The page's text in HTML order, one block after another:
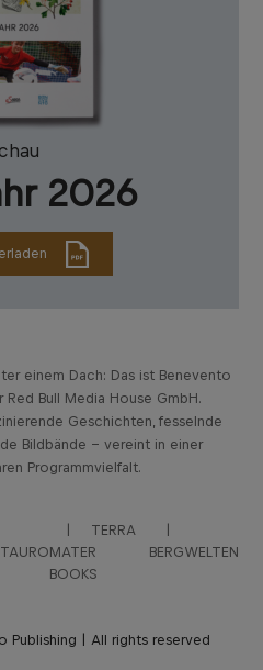
2026
einem Dach: Das ist Benevento
Red Bull Media House GmbH.
Geschichten, fesselnde
Bildbände – vereint in einer
Programmvielfalt.
TERRA
MATER
BOOKS
BERGWELTEN
Publishing | All rights reserved